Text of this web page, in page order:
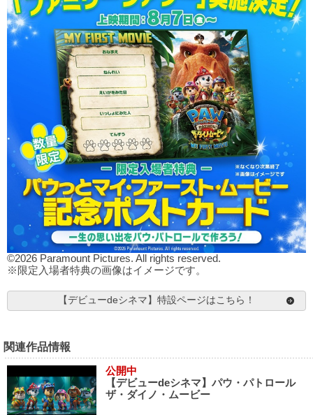
©2026 Paramount Pictures. All rights reserved.
※限定入場者特典の画像はイメージです。
【デビューdeシネマ】特設ページはこちら！
関連作品情報
公開中
【デビューdeシネマ】パウ・パトロール
ザ・ダイノ・ムービー